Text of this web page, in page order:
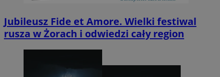
Jubileusz Fide et Amore. Wielki festiwal
rusza w Żorach i odwiedzi cały region